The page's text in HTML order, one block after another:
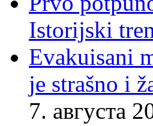
Istorijski
Evakuisani
je strašno i
7. августа